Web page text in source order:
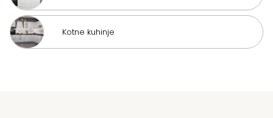
Kotne kuhinje